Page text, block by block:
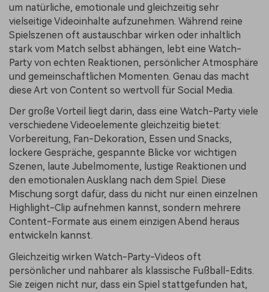
um natürliche, emotionale und gleichzeitig sehr
vielseitige Videoinhalte aufzunehmen. Während reine
Spielszenen oft austauschbar wirken oder inhaltlich
stark vom Match selbst abhängen, lebt eine Watch-
Party von echten Reaktionen, persönlicher Atmosphäre
und gemeinschaftlichen Momenten. Genau das macht
diese Art von Content so wertvoll für Social Media.
Der große Vorteil liegt darin, dass eine Watch-Party viele
verschiedene Videoelemente gleichzeitig bietet:
Vorbereitung, Fan-Dekoration, Essen und Snacks,
lockere Gespräche, gespannte Blicke vor wichtigen
Szenen, laute Jubelmomente, lustige Reaktionen und
den emotionalen Ausklang nach dem Spiel. Diese
Mischung sorgt dafür, dass du nicht nur einen einzelnen
Highlight-Clip aufnehmen kannst, sondern mehrere
Content-Formate aus einem einzigen Abend heraus
entwickeln kannst.
Gleichzeitig wirken Watch-Party-Videos oft
persönlicher und nahbarer als klassische Fußball-Edits.
Sie zeigen nicht nur, dass ein Spiel stattgefunden hat,